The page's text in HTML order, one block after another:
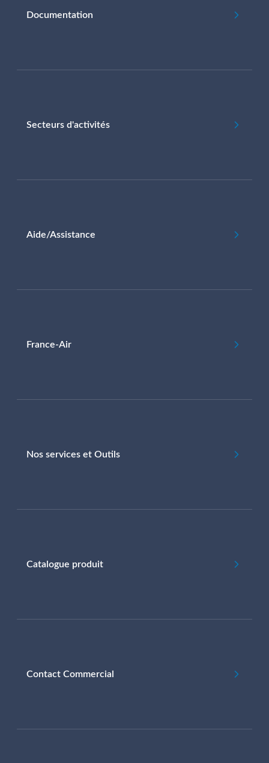
Documentation
Secteurs d'activités
Aide/Assistance
France-Air
Nos services et Outils
Catalogue produit
Contact Commercial